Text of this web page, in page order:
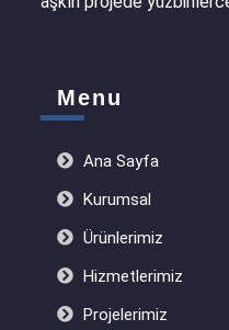
Menu
Ana Sayfa
Kurumsal
Ürünlerimiz
Hizmetlerimiz
Projelerimiz